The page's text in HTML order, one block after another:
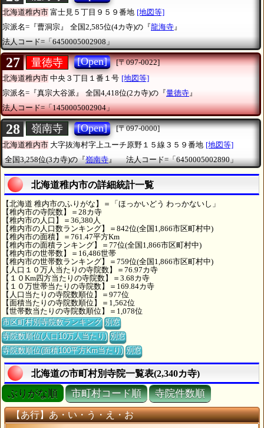
北海道稚内市 富士見５丁目９５９番地 [地図等]
宗派名=『曹洞宗』
全国2,585位(4カ寺)の『龍海寺 』
法人コード=「6450005002908」
27 量徳寺 [Open]
[〒097-0022]
北海道稚内市 中央３丁目１番１号 [地図等]
宗派名=『真宗大谷派』
全国4,418位(2カ寺)の『量徳寺』
法人コード=「1450005002904」
28 嶺南寺 [Open]
[〒097-0000]
北海道稚内市 大字抜海村字上ユーチ原野１５線３５９番地 [地図等]
全国3,258位(3カ寺)の『嶺南寺』 法人コード=「6450005002890」
北海道稚内市の詳細統計一覧
【北海道 稚内市のふりがな】＝「ほっかいどう わっかないし」
【稚内市の寺院数】＝28カ寺
【稚内市の人口】＝36,380人
【稚内市の人口数ランキング】＝842位(全国1,866市区町村中)
【稚内市の面積】＝761.47平方Km
【稚内市の面積ランキング】＝77位(全国1,866市区町村中)
【稚内市の世帯数】＝16,486世帯
【稚内市の世帯数ランキング】＝759位(全国1,866市区町村中)
【人口１０万人当たりの寺院数】＝76.97カ寺
【１０Km四方当たりの寺院数】＝3.68カ寺
【１０万世帯当たりの寺院数】＝169.84カ寺
【人口当たりの寺院数順位】＝977位
【面積当たりの寺院数順位】＝1,562位
【世帯数当たりの寺院数順位】＝1,078位
市区町村別寺院数ランキング 別窓
寺院数順位(人口10万人当たり) 別窓
寺院数順位(面積100平方Km当たり) 別窓
北海道の市町村別寺院一覧表(2,340カ寺)
ぶりがな順 市町村コード順 寺院件数順
【あ行】あ・い・う・え・お